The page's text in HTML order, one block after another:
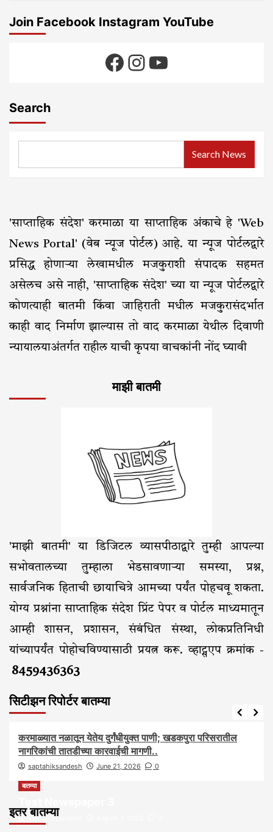
Join Facebook Instagram YouTube
Facebook
Instagram
YouTube
Search
Search News
'साप्ताहिक संदेश' करमाळा या साप्ताहिक अंकाचे हे 'Web
News Portal' (वेब न्यूज पोर्टल) आहे. या न्यूज पोर्टलद्वारे
प्रसिद्ध होणाऱ्या लेखामधील मजकुराशी संपादक सहमत
असेलच असे नाही, 'साप्ताहिक संदेश' च्या या न्यूज पोर्टलद्वारे
कोणत्याही बातमी किंवा जाहिराती मधील मजकुरासंदर्भात
काही वाद निर्माण झाल्यास तो वाद करमाळा येथील दिवाणी
न्यायालयाअंतर्गत राहील याची कृपया वाचकांनी नोंद घ्यावी
माझी बातमी
'माझी बातमी' या डिजिटल व्यासपीठाद्वारे तुम्ही आपल्या
सभोवतालच्या तुम्हाला भेडसावणाऱ्या समस्या, प्रश्न,
सार्वजनिक हिताची छायाचित्रे आमच्या पर्यंत पोहचवू शकता.
योग्य प्रश्नांना साप्ताहिक संदेश प्रिंट पेपर व पोर्टल माध्यमातून
आम्ही शासन, प्रशासन, संबंधित संस्था, लोकप्रतिनिधी
यांच्यापर्यंत पोहोचविण्यासाठी प्रयत्न करू. व्हाट्सएप क्रमांक -
8459436363
सिटीझन रिपोर्टर बातम्या
आरोग्य आवाज जनतेचा बातम्या
करमाळ्यात नळातून येतेय दुर्गंधीयुक्त पाणी; खडकपुरा परिसरातील
नागरिकांची तातडीच्या कारवाईची मागणी..
saptahiksandesh June 21, 2026 0
इतर बातम्या
बातम्या
saptahiksandesh